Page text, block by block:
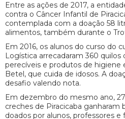
Entre as ações de 2017, a
contra o Câncer Infantil de
contemplada com a doação 58
alimentos, também durante o
Em 2016, os alunos do curso do
Logística arrecadaram 360 quilos
perecíveis e produtos de higiene
Betel, que cuida de idosos. A
desafio valendo nota.
Em dezembro do mesmo ano,
creches de Piracicaba ganharam
doados por alunos, professores e